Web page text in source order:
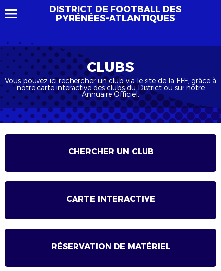
DISTRICT DE FOOTBALL DES
PYRÉNÉES-ATLANTIQUES
CLUBS
Vous pouvez ici rechercher un club via le site de la FFF, grâce à
notre carte interactive des clubs du District ou sur notre
Annuaire Officiel.
CHERCHER UN CLUB
CARTE INTERACTIVE
RÉSERVATION DE MATÉRIEL